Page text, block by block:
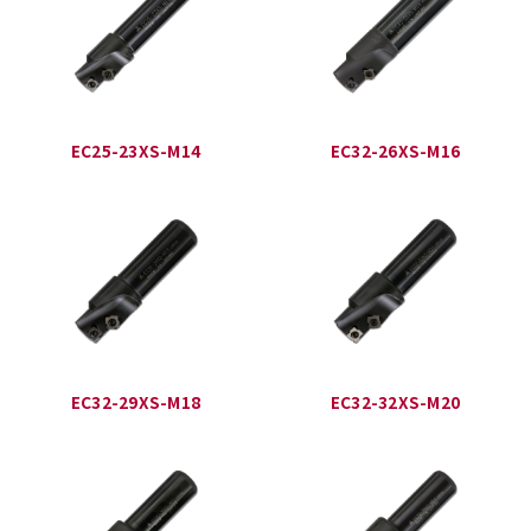
EC25-23XS-M14 EC32-26XS-M16
EC32-29XS-M18 EC32-32XS-M20